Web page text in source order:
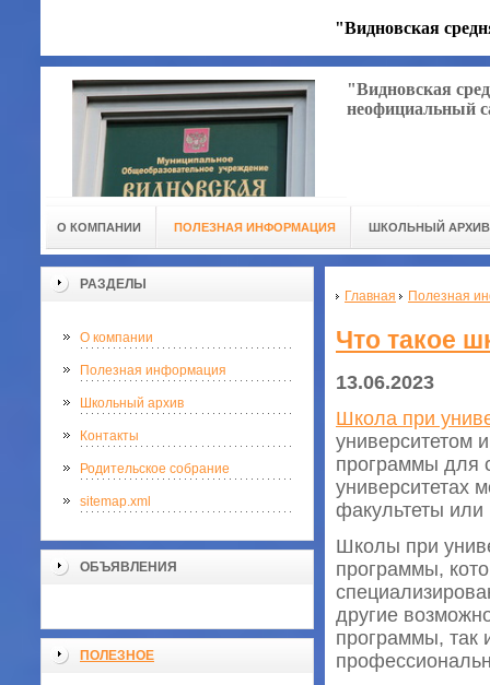
"Видновская
"Видновская
неофициальный
О КОМПАНИИ ПОЛЕЗНАЯ ИНФОРМАЦИЯ ШКОЛЬНЫЙ АРХИВ
РАЗДЕЛЫ
О компании
Полезная информация
Школьный архив
Контакты
Родительское собрание
sitemap.xml
ОБЪЯВЛЕНИЯ
ПОЛЕЗНОЕ
Главная Полезная
Что такое
13.06.2023
Школа при
университетом
программы для
университетах
факультеты или
Школы при
программы,
другие
программы, так